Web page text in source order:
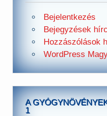
Bejelentkezés
Bejegyzések
Hozzászólások
WordPress
A
1